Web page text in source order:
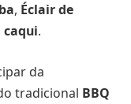
, Éclair de
caqui.
da
tradicional BBQ